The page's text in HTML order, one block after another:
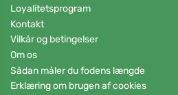
Loyalitetsprogram
Kontakt
Vilkår og betingelser
Om os
Sådan måler du fodens længde
Erklæring om brugen af cookies